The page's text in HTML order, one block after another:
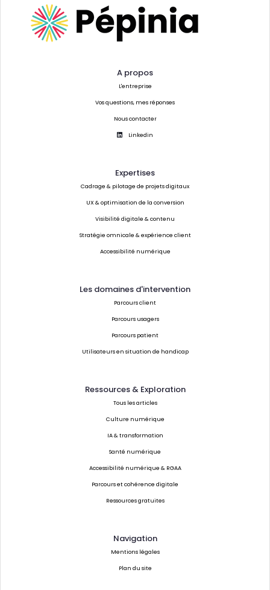
A propos
L'entreprise
Vos questions, mes réponses
Nous contacter
Linkedin
Expertises
Cadrage & pilotage de projets digitaux
UX & optimisation de la conversion
Visibilité digitale & contenu
Stratégie omnicale & expérience client
Accessibilité numérique
Les domaines d'intervention
Parcours client
Parcours usagers
Parcours patient
Utilisateurs en situation de handicap
Ressources & Exploration
Tous les articles
Culture numérique
IA & transformation
Santé numérique
Accessibilité numérique & RGAA
Parcours et cohérence digitale
Ressources gratuites
Navigation
Mentions légales
Plan du site